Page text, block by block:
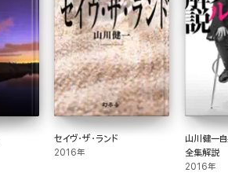
セイヴ・ザ・ランド
2016年
山川健一
全集解説
2016年